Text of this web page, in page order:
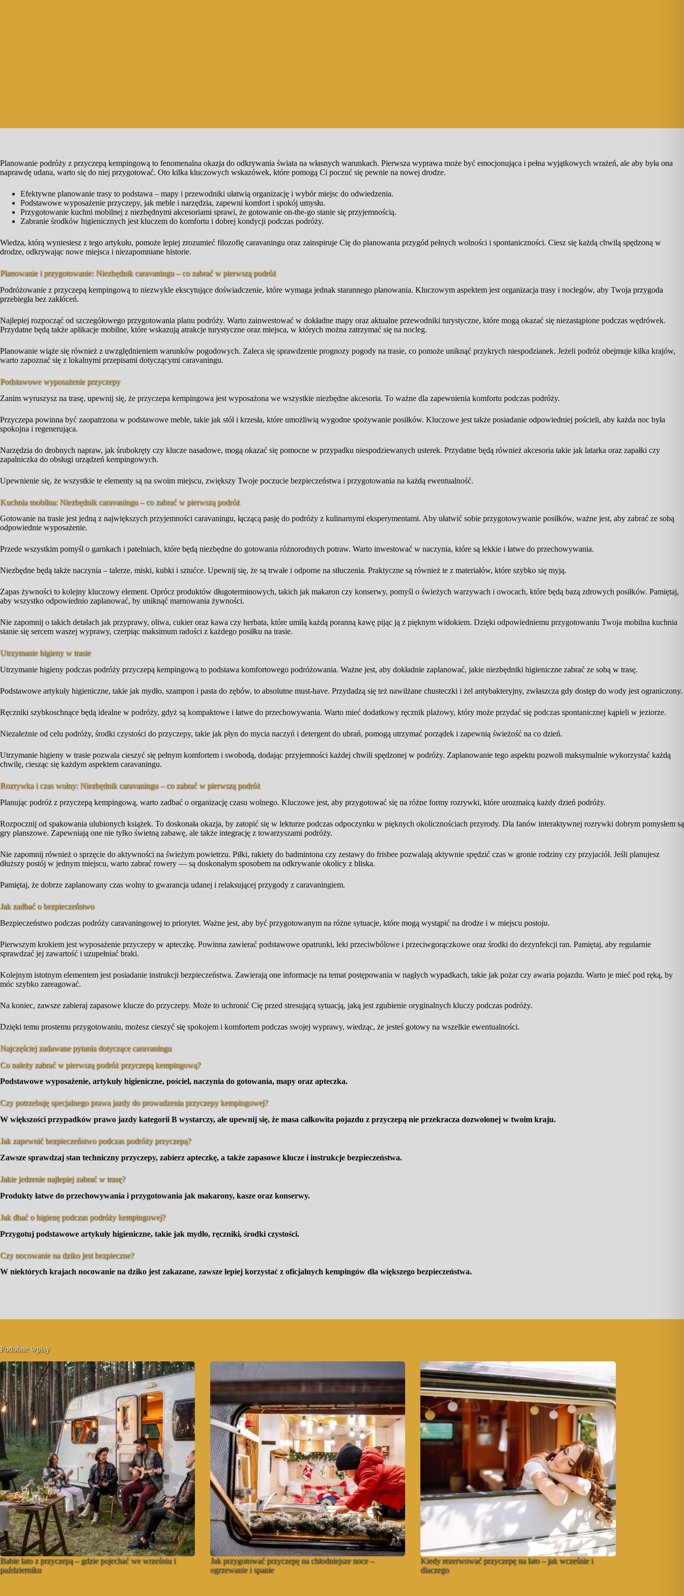
Planowanie podróży z przyczepą kempingową to fenomenalna okazja do odkrywania świata na własnych warunkach. Pierwsza wyprawa może być emocjonująca i pełna wyjątkowych wrażeń, ale aby była ona
naprawdę udana, warto się do niej przygotować. Oto kilka kluczowych wskazówek, które pomogą Ci poczuć się pewnie na nowej drodze.
Efektywne planowanie trasy to podstawa – mapy i przewodniki ułatwią organizację i wybór miejsc do odwiedzenia.
Podstawowe wyposażenie przyczepy, jak meble i narzędzia, zapewni komfort i spokój umysłu.
Przygotowanie kuchni mobilnej z niezbędnymi akcesoriami sprawi, że gotowanie on-the-go stanie się przyjemnością.
Zabranie środków higienicznych jest kluczem do komfortu i dobrej kondycji podczas podróży.
Wiedza, którą wyniesiesz z tego artykułu, pomoże lepiej zrozumieć filozofię caravaningu oraz zainspiruje Cię do planowania przygód pełnych wolności i spontaniczności. Ciesz się każdą chwilą spędzoną w
drodze, odkrywając nowe miejsca i niezapomniane historie.
Planowanie i przygotowanie: Niezbędnik caravaningu – co zabrać w pierwszą podróż
Podróżowanie z przyczepą kempingową to niezwykle ekscytujące doświadczenie, które wymaga jednak starannego planowania. Kluczowym aspektem jest organizacja trasy i noclegów, aby Twoja przygoda
przebiegła bez zakłóceń.
Najlepiej rozpocząć od szczegółowego przygotowania planu podróży. Warto zainwestować w dokładne mapy oraz aktualne przewodniki turystyczne, które mogą okazać się niezastąpione podczas wędrówek.
Przydatne będą także aplikacje mobilne, które wskazują atrakcje turystyczne oraz miejsca, w których można zatrzymać się na nocleg.
Planowanie wiąże się również z uwzględnieniem warunków pogodowych. Zaleca się sprawdzenie prognozy pogody na trasie, co pomoże uniknąć przykrych niespodzianek. Jeżeli podróż obejmuje kilka krajów,
warto zapoznać się z lokalnymi przepisami dotyczącymi caravaningu.
Podstawowe wyposażenie przyczepy
Zanim wyruszysz na trasę, upewnij się, że przyczepa kempingowa jest wyposażona we wszystkie niezbędne akcesoria. To ważne dla zapewnienia komfortu podczas podróży.
Przyczepa powinna być zaopatrzona w podstawowe meble, takie jak stół i krzesła, które umożliwią wygodne spożywanie posiłków. Kluczowe jest także posiadanie odpowiedniej pościeli, aby każda noc była
spokojna i regenerująca.
Narzędzia do drobnych napraw, jak śrubokręty czy klucze nasadowe, mogą okazać się pomocne w przypadku niespodziewanych usterek. Przydatne będą również akcesoria takie jak latarka oraz zapałki czy
zapalniczka do obsługi urządzeń kempingowych.
Upewnienie się, że wszystkie te elementy są na swoim miejscu, zwiększy Twoje poczucie bezpieczeństwa i przygotowania na każdą ewentualność.
Kuchnia mobilna: Niezbędnik caravaningu – co zabrać w pierwszą podróż
Gotowanie na trasie jest jedną z największych przyjemności caravaningu, łączącą pasję do podróży z kulinarnymi eksperymentami. Aby ułatwić sobie przygotowywanie posiłków, ważne jest, aby zabrać ze sobą
odpowiednie wyposażenie.
Przede wszystkim pomyśl o garnkach i patelniach, które będą niezbędne do gotowania różnorodnych potraw. Warto inwestować w naczynia, które są lekkie i łatwe do przechowywania.
Niezbędne będą także naczynia – talerze, miski, kubki i sztućce. Upewnij się, że są trwałe i odporne na stłuczenia. Praktyczne są również te z materiałów, które szybko się myją.
Zapas żywności to kolejny kluczowy element. Oprócz produktów długoterminowych, takich jak makaron czy konserwy, pomyśl o świeżych warzywach i owocach, które będą bazą zdrowych posiłków. Pamiętaj,
aby wszystko odpowiednio zaplanować, by uniknąć marnowania żywności.
Nie zapomnij o takich detalach jak przyprawy, oliwa, cukier oraz kawa czy herbata, które umilą każdą poranną kawę pijąc ją z pięknym widokiem. Dzięki odpowiedniemu przygotowaniu Twoja mobilna kuchnia
stanie się sercem waszej wyprawy, czerpiąc maksimum radości z każdego posiłku na trasie.
Utrzymanie higieny w trasie
Utrzymanie higieny podczas podróży przyczepą kempingową to podstawa komfortowego podróżowania. Ważne jest, aby dokładnie zaplanować, jakie niezbędniki higieniczne zabrać ze sobą w trasę.
Podstawowe artykuły higieniczne, takie jak mydło, szampon i pasta do zębów, to absolutne must-have. Przydadzą się też nawilżane chusteczki i żel antybakteryjny, zwłaszcza gdy dostęp do wody jest ograniczony.
Ręczniki szybkoschnące będą idealne w podróży, gdyż są kompaktowe i łatwe do przechowywania. Warto mieć dodatkowy ręcznik plażowy, który może przydać się podczas spontanicznej kąpieli w jeziorze.
Niezależnie od celu podróży, środki czystości do przyczepy, takie jak płyn do mycia naczyń i detergent do ubrań, pomogą utrzymać porządek i zapewnią świeżość na co dzień.
Utrzymanie higieny w trasie pozwala cieszyć się pełnym komfortem i swobodą, dodając przyjemności każdej chwili spędzonej w podróży. Zaplanowanie tego aspektu pozwoli maksymalnie wykorzystać każdą
chwilę, ciesząc się każdym aspektem caravaningu.
Rozrywka i czas wolny: Niezbędnik caravaningu – co zabrać w pierwszą podróż
Planując podróż z przyczepą kempingową, warto zadbać o organizację czasu wolnego. Kluczowe jest, aby przygotować się na różne formy rozrywki, które urozmaicą każdy dzień podróży.
Rozpocznij od spakowania ulubionych książek. To doskonała okazja, by zatopić się w lekturze podczas odpoczynku w pięknych okolicznościach przyrody. Dla fanów interaktywnej rozrywki dobrym pomysłem są
gry planszowe. Zapewniają one nie tylko świetną zabawę, ale także integrację z towarzyszami podróży.
Nie zapomnij również o sprzęcie do aktywności na świeżym powietrzu. Piłki, rakiety do badmintona czy zestawy do frisbee pozwalają aktywnie spędzić czas w gronie rodziny czy przyjaciół. Jeśli planujesz
dłuższy postój w jednym miejscu, warto zabrać rowery — są doskonałym sposobem na odkrywanie okolicy z bliska.
Pamiętaj, że dobrze zaplanowany czas wolny to gwarancja udanej i relaksującej przygody z caravaningiem.
Jak zadbać o bezpieczeństwo
Bezpieczeństwo podczas podróży caravaningowej to priorytet. Ważne jest, aby być przygotowanym na różne sytuacje, które mogą wystąpić na drodze i w miejscu postoju.
Pierwszym krokiem jest wyposażenie przyczepy w apteczkę. Powinna zawierać podstawowe opatrunki, leki przeciwbólowe i przeciwgorączkowe oraz środki do dezynfekcji ran. Pamiętaj, aby regularnie
sprawdzać jej zawartość i uzupełniać braki.
Kolejnym istotnym elementem jest posiadanie instrukcji bezpieczeństwa. Zawierają one informacje na temat postępowania w nagłych wypadkach, takie jak pożar czy awaria pojazdu. Warto je mieć pod ręką, by
móc szybko zareagować.
Na koniec, zawsze zabieraj zapasowe klucze do przyczepy. Może to uchronić Cię przed stresującą sytuacją, jaką jest zgubienie oryginalnych kluczy podczas podróży.
Dzięki temu prostemu przygotowaniu, możesz cieszyć się spokojem i komfortem podczas swojej wyprawy, wiedząc, że jesteś gotowy na wszelkie ewentualności.
Najczęściej zadawane pytania dotyczące caravaningu
Co należy zabrać w pierwszą podróż przyczepą kempingową?
Podstawowe wyposażenie, artykuły higieniczne, pościel, naczynia do gotowania, mapy oraz apteczka.
Czy potrzebuję specjalnego prawa jazdy do prowadzenia przyczepy kempingowej?
W większości przypadków prawo jazdy kategorii B wystarczy, ale upewnij się, że masa całkowita pojazdu z przyczepą nie przekracza dozwolonej w twoim kraju.
Jak zapewnić bezpieczeństwo podczas podróży przyczepą?
Zawsze sprawdzaj stan techniczny przyczepy, zabierz apteczkę, a także zapasowe klucze i instrukcje bezpieczeństwa.
Jakie jedzenie najlepiej zabrać w trasę?
Produkty łatwe do przechowywania i przygotowania jak makarony, kasze oraz konserwy.
Jak dbać o higienę podczas podróży kempingowej?
Przygotuj podstawowe artykuły higieniczne, takie jak mydło, ręczniki, środki czystości.
Czy nocowanie na dziko jest bezpieczne?
W niektórych krajach nocowanie na dziko jest zakazane, zawsze lepiej korzystać z oficjalnych kempingów dla większego bezpieczeństwa.
Podobne wpisy
Babie lato z przyczepą – gdzie pojechać we wrześniu i
październiku
Jak przygotować przyczepę na chłodniejsze noce –
ogrzewanie i spanie
Kiedy rezerwować przyczepę na lato – jak wcześnie i
dlaczego